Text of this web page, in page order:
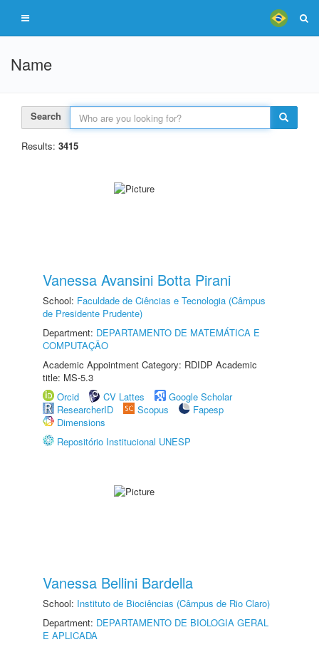
Name
Search
Results: 3415
Vanessa Avansini Botta Pirani
School: Faculdade de Ciências e Tecnologia (Câmpus
de Presidente Prudente)
Department: DEPARTAMENTO DE MATEMÁTICA E
COMPUTAÇÃO
Academic Appointment Category: RDIDP Academic
title: MS-5.3
Orcid
CV Lattes
Google Scholar
ResearcherID
Scopus
Fapesp
Dimensions
Repositório Institucional UNESP
Vanessa Bellini Bardella
School: Instituto de Biociências (Câmpus de Rio Claro)
Department: DEPARTAMENTO DE BIOLOGIA GERAL
E APLICADA